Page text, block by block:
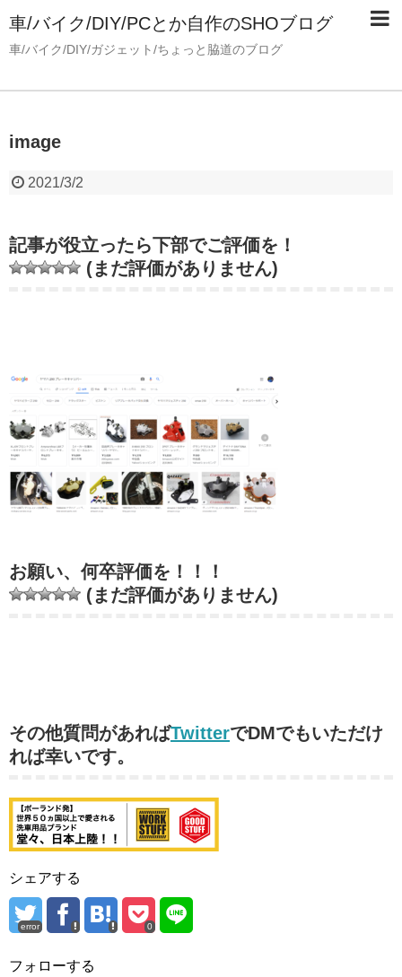
車/バイク/DIY/PCとか自作のSHOブログ
車/バイク/DIY/ガジェット/ちょっと脇道のブログ
image
2021/3/2
記事が役立ったら下部でご評価を！
(まだ評価がありません)
お願い、何卒評価を！！！
(まだ評価がありません)
その他質問があればTwitterでDMでもいただけ
れば幸いです。
シェアする
error 0
フォローする